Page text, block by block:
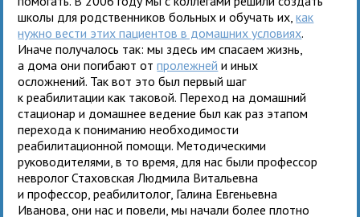
школы для родственников больных и обучать их,как
нужно вести этих пациентов в домашних условиях.
Иначе получалось так: мы здесь им спасаем жизнь,
а дома они погибают отпролежней и иных
осложнений. Так вот это был первый шаг
к реабилитации как таковой. Переход на домашний
стационар и домашнее ведение был как раз этапом
перехода к пониманию необходимости
реабилитационной помощи. Методическими
руководителями, в то время, для нас были профессор
невролог Стаховская Людмила Витальевна
и профессор, реабилитолог, Галина Евгеньевна
Иванова, они нас и повели, мы начали более плотно